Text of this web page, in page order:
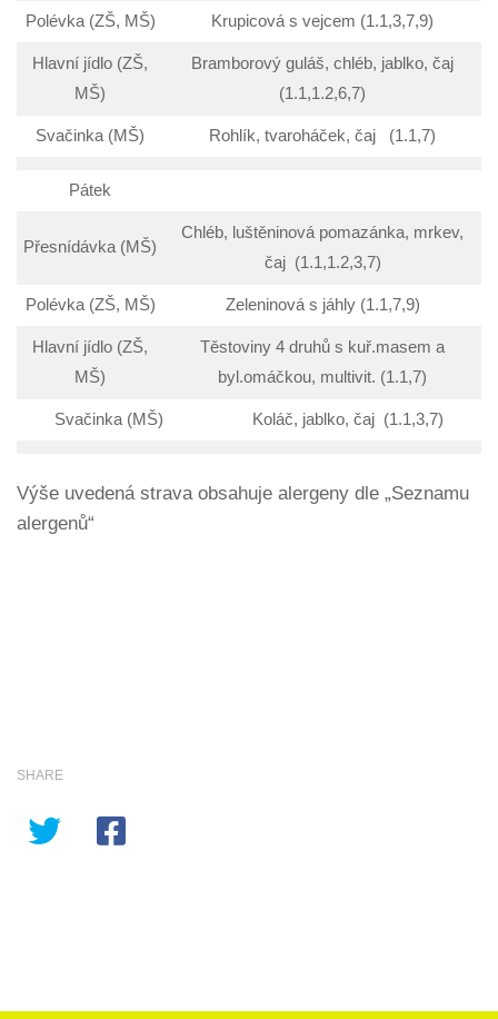
Polévka (ZŠ, MŠ) Krupicová s vejcem (1.1,3,7,9)
Hlavní jídlo (ZŠ,
MŠ)
Bramborový guláš, chléb, jablko, čaj
(1.1,1.2,6,7)
Svačinka (MŠ) Rohlík, tvaroháček, čaj (1.1,7)
Pátek
Přesnídávka (MŠ)
Chléb, luštěninová pomazánka, mrkev,
čaj (1.1,1.2,3,7)
Polévka (ZŠ, MŠ) Zeleninová s jáhly (1.1,7,9)
Hlavní jídlo (ZŠ,
MŠ)
Těstoviny 4 druhů s kuř.masem a
byl.omáčkou, multivit. (1.1,7)
Svačinka (MŠ) Koláč, jablko, čaj (1.1,3,7)
Výše uvedená strava obsahuje alergeny dle „Seznamu
alergenů“
SHARE